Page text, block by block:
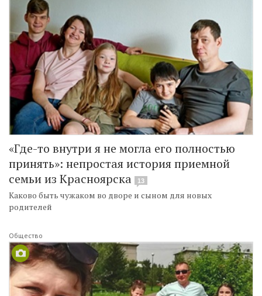
«Где-то внутри я не могла его полностью
принять»: непростая история приемной
семьи из Красноярска
13
Каково быть чужаком во дворе и сыном для новых
родителей
Общество